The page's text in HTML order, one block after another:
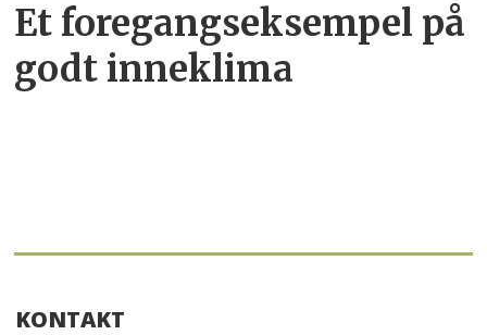
Et foregangseksempel på
godt inneklima
KONTAKT